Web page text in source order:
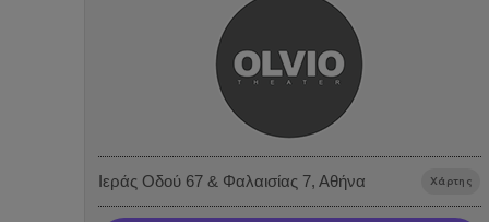
Ιεράς Οδού 67 & Φαλαισίας 7, Αθήνα Χάρτης